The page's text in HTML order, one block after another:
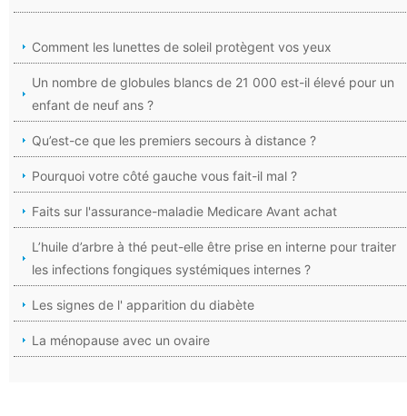
Comment les lunettes de soleil protègent vos yeux
Un nombre de globules blancs de 21 000 est-il élevé pour un
enfant de neuf ans ?
Qu’est-ce que les premiers secours à distance ?
Pourquoi votre côté gauche vous fait-il mal ?
Faits sur l'assurance-maladie Medicare Avant achat
L’huile d’arbre à thé peut-elle être prise en interne pour traiter
les infections fongiques systémiques internes ?
Les signes de l' apparition du diabète
La ménopause avec un ovaire